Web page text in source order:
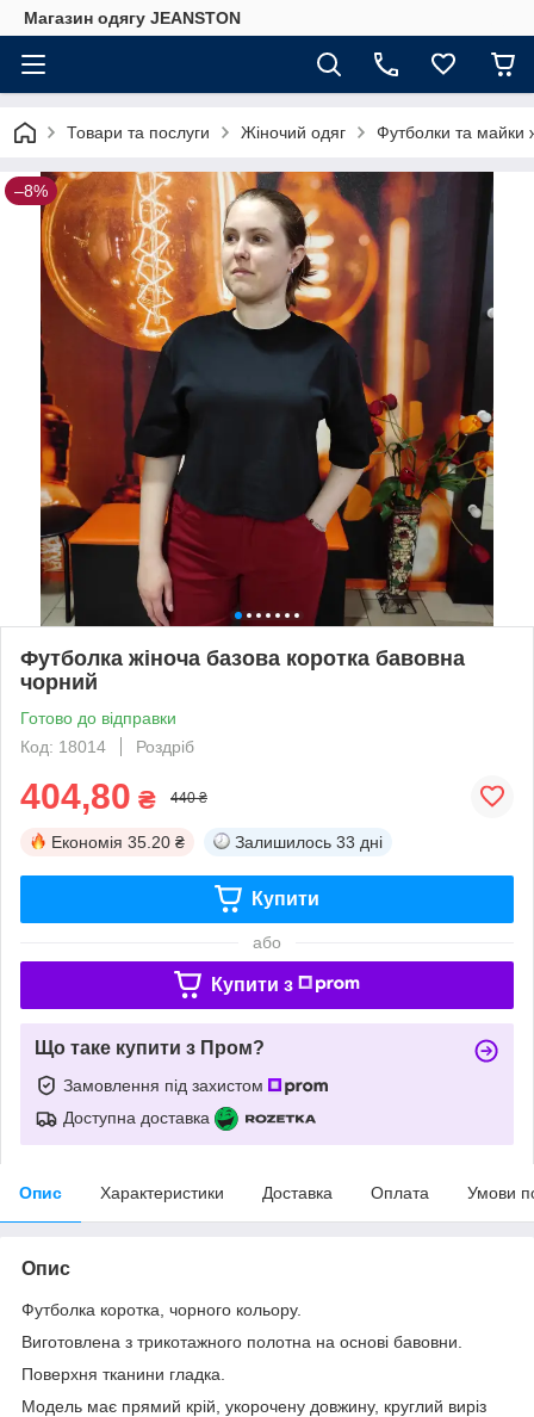
Магазин одягу JEANSTON
Товари та послуги Жіночий одяг Футболки та майки
–8%
Футболка жіноча базова коротка бавовна
чорний
Готово до відправки
Код: 18014
Роздріб
404,80 ₴ 440 ₴
Економія 35.20 ₴ Залишилось 33 дні
Купити
або
Купити з
Що таке купити з Пром?
Замовлення під захистом
Доступна доставка
Опис Характеристики Доставка Оплата Умови
Опис
Футболка коротка, чорного кольору.
Виготовлена з трикотажного полотна на основі бавовни.
Поверхня тканини гладка.
Модель має прямий крій, укорочену довжину, круглий виріз